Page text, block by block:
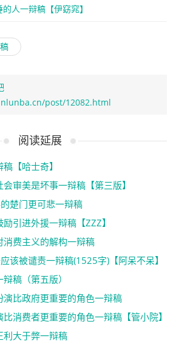
人一辩稿【伊窈窕】
post/12082.html
阅读延展
【哈士奇】
审美是坏事一辩稿【第三版】
楚门更可悲一辩稿
引进外援一辩稿【ZZZ】
费主义的解构一辩稿
该被谴责一辩稿(1525字)【阿呆不呆】
稿（第五版）
比政府更重要的角色一辩稿
消费者更重要的角色一辩稿【管小院】
利大于弊一辩稿